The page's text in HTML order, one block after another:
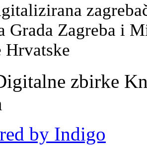
Grada Zagreba i
Hrvatske
zbirke
by Indigo